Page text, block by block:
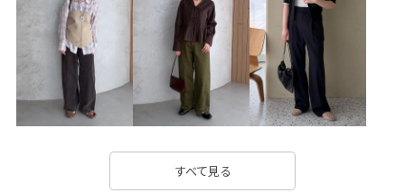
シアー素材 シンプル スクエアトゥ
ストレッチ感 セットアップ セットアップ対象商品
タック タンクトップ チューブトップ チュール
デザイン性 デニム合わせ トレンド ドライ
ニュアンスがある
すべて見る